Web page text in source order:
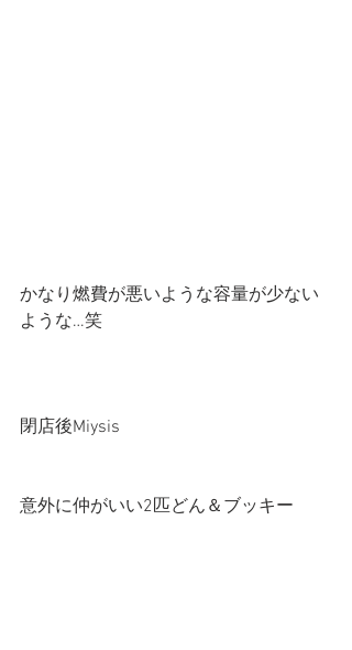
かなり燃費が悪いような容量が少ない
ような…笑
閉店後Miysis
意外に仲がいい2匹どん＆ブッキー